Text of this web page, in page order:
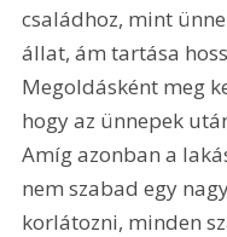
családhoz, mint
állat, ám tartása
Megoldásként meg
hogy az ünnepek
Amíg azonban a
nem szabad egy
korlátozni, minden